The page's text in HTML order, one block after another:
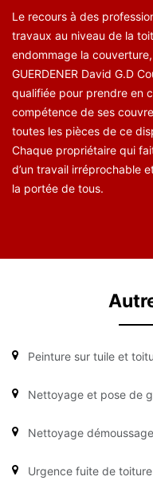
Le recours à des
travaux au niveau de la
endommage la
GUERDENER David G.D
qualifiée pour prendre en
compétence de ses
toutes les pièces de ce
Chaque propriétaire qui
d’un travail irréprochable
la portée de tous.
Peinture sur tuile et
Nettoyage et pose de
Nettoyage
Urgence fuite de